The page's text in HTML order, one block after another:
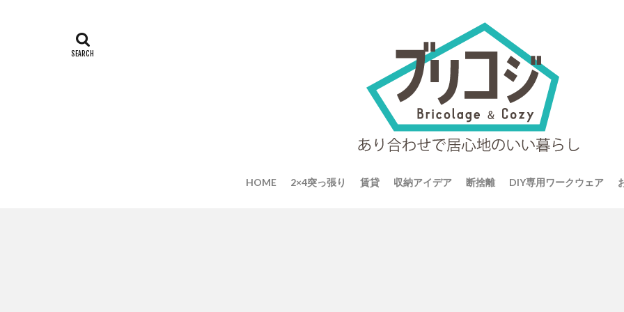
HOME 2×4突っ張り 賃貸 収納アイデア 断捨離 DIY専用ワークウェア